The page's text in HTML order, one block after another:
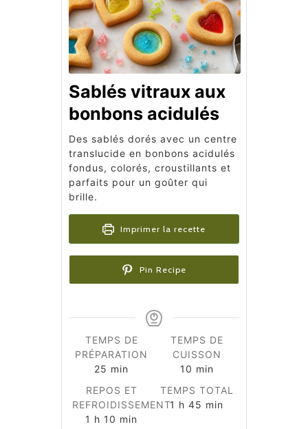
Sablés vitraux aux
bonbons acidulés
Des sablés dorés avec un centre
translucide en bonbons acidulés
fondus, colorés, croustillants et
parfaits pour un goûter qui
brille.
Imprimer la recette
Pin Recipe
TEMPS DE
PRÉPARATION
25 minutes
min
TEMPS DE
CUISSON
10 minutes
min
REPOS ET
REFROIDISSEMENT
1 heure
h 10 minutes
min
TEMPS TOTAL
1 heure
h 45 minutes
min